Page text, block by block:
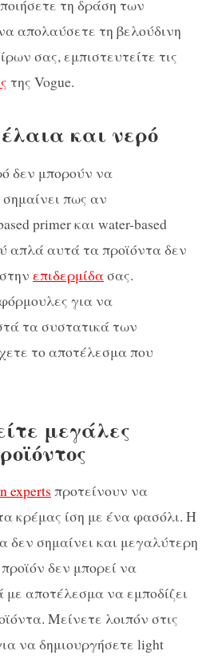
τη δράση των
απολαύσετε τη βελούδινη
σας, εμπιστευτείτε τις
της Vogue.
και νερό
δεν μπορούν να
πως αν
primer και water-based
απλά αυτά τα προϊόντα δεν
επιδερμίδασας.
για να
τα συστατικά των
το αποτέλεσμα που
μεγάλες
experts προτείνουν να
κρέμας ίση με ένα φασόλι. Η
σημαίνει και μεγαλύτερη
δεν μπορεί να
αποτέλεσμα να εμποδίζει
Μείνετε λοιπόν στις
να δημιουργήσετε light